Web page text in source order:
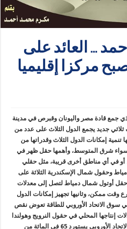
… العائد على
مركزا إقليميا
جمع قادة مصر واليونان وقبرص في مدينة
ثلاثي جديد يجمع الدول الثلاث على عدد من
تنمية إمكانات الدول الثلاث وقدراتها من
سواء شرق المتوسط، وأهمها حقل ظهر في
في أي مناطق أخرى قريبة، مثل حقلي
وحقول شمال الإسكندرية الثلاثة على
وحقل أوتول شمال دمياط لتصل إلى معدلات
وقت ممكن، وثانيها تجهيز إمكانات الدول
سوق الاتحاد الأوروبي للطاقة تعوض نقص
إنتاجها المحلي في حقول النرويج وهولندا
وإنجلترا بنسب عالية، خاصة أن الاتحاد الأوروبي يستورد 65 في المائة من